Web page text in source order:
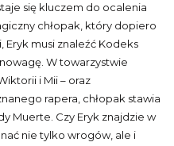
się kluczem do ocalenia
chłopak, który dopiero
Eryk musi znaleźć Kodeks
W towarzystwie
i Mii – oraz
rapera, chłopak stawia
Muerte. Czy Eryk znajdzie w
nie tylko wrogów, ale i